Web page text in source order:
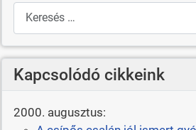
Keresés
Kapcsolódó cikkeink
2000. augusztus: